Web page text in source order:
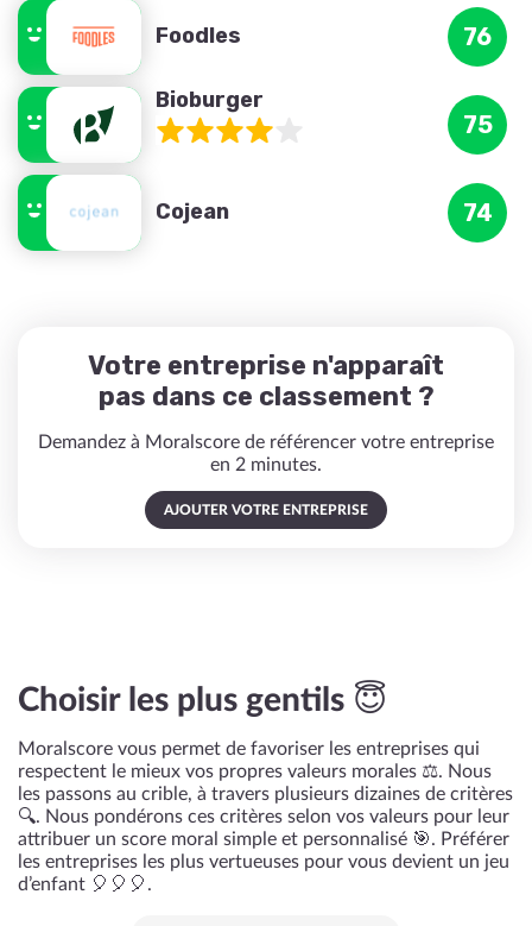
Foodles 76
Bioburger
75
Cojean 74
Votre entreprise n'apparaît
pas dans ce classement ?
Demandez à Moralscore de référencer votre entreprise
en 2 minutes.
AJOUTER VOTRE ENTREPRISE
Choisir les plus gentils 😇
Moralscore vous permet de favoriser les entreprises qui
respectent le mieux vos propres valeurs morales ⚖️. Nous
les passons au crible, à travers plusieurs dizaines de critères
🔍. Nous pondérons ces critères selon vos valeurs pour leur
attribuer un score moral simple et personnalisé 🎯. Préférer
les entreprises les plus vertueuses pour vous devient un jeu
d’enfant 🎈🎈🎈.